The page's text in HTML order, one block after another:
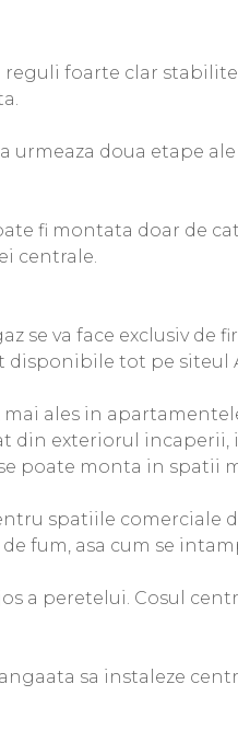
foarte clar
doua etape
fi montata doar de
centrale.
va face exclusiv de
tot pe siteul
ales in
exteriorul
poate monta in
spatiile comerciale
fum, asa cum se
a peretelui. Cosul
sa instaleze